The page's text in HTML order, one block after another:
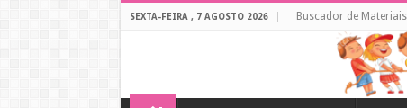
SEXTA-FEIRA , 7 AGOSTO 2026 Buscador de